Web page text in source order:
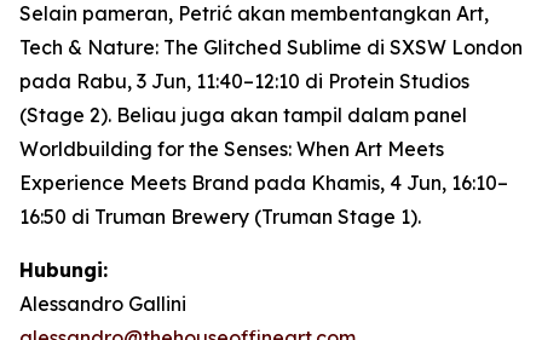
Selain pameran, Petrić akan membentangkan Art,
Tech & Nature: The Glitched Sublime di SXSW London
pada Rabu, 3 Jun, 11:40–12:10 di Protein Studios
(Stage 2). Beliau juga akan tampil dalam panel
Worldbuilding for the Senses: When Art Meets
Experience Meets Brand pada Khamis, 4 Jun, 16:10–
16:50 di Truman Brewery (Truman Stage 1).
Hubungi:
Alessandro Gallini